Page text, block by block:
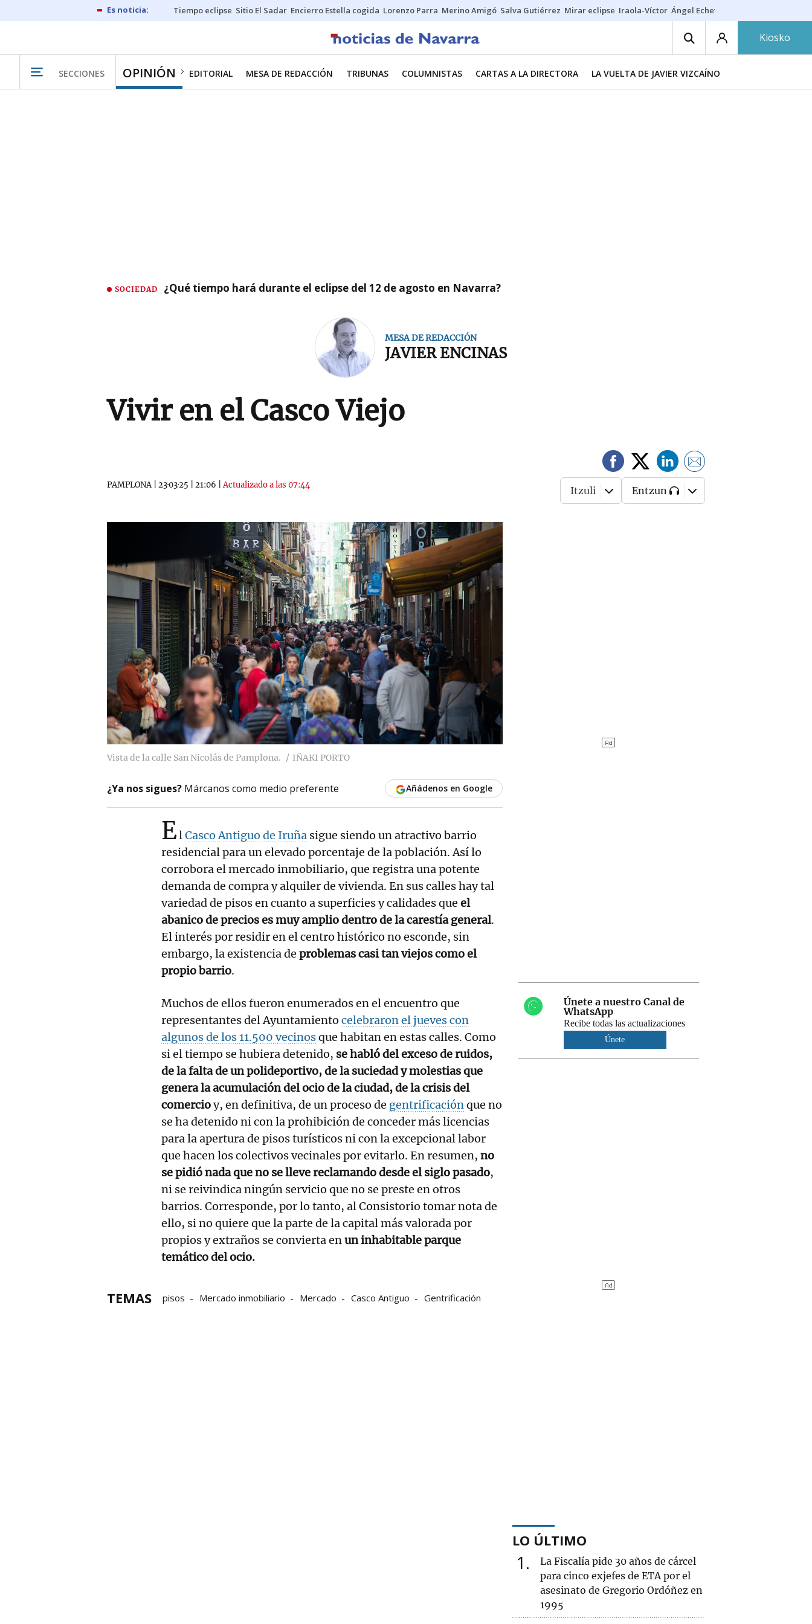
Tiempo eclipse Sitio El Sadar Encierro Estella cogida Lorenzo Parra Merino Amigó Salva Gutiérrez Mirar eclipse Iraola-Víctor Ángel Echeverría
Kiosko
SECCIONES OPINIÓN EDITORIAL MESA DE REDACCIÓN TRIBUNAS COLUMNISTAS CARTAS A LA DIRECTORA LA VUELTA DE JAVIER VIZCAÍNO
SOCIEDAD ¿Qué tiempo hará durante el eclipse del 12 de agosto en Navarra?
MESA DE REDACCIÓN
JAVIER ENCINAS
Vivir en el Casco Viejo
PAMPLONA| 23·03·25 21:06 |Actualizado a las 07:44 Itzuli Entzun
Vista de la calle San Nicolás de Pamplona. IÑAKI PORTO
¿Ya nos sigues? Márcanos como medio preferente Añádenos en Google
ElCasco Antiguo de Iruña sigue siendo un atractivo barrio
residencial para un elevado porcentaje de la población. Así lo
corrobora el mercado inmobiliario, que registra una potente
demanda de compra y alquiler de vivienda. En sus calles hay tal
variedad de pisos en cuanto a superficies y calidades que el
abanico de precios es muy amplio dentro de la carestía general.
El interés por residir en el centro histórico no esconde, sin
embargo, la existencia de problemas casi tan viejos como el
propio barrio.
Muchos de ellos fueron enumerados en el encuentro que
representantes del Ayuntamiento celebraron el jueves con
algunos de los 11.500 vecinosque habitan en estas calles. Como
si el tiempo se hubiera detenido, se habló del exceso de ruidos,
de la falta de un polideportivo, de la suciedad y molestias que
genera la acumulación del ocio de la ciudad, de la crisis del
comercioy, en definitiva, de un proceso de gentrificaciónque no
se ha detenido ni con la prohibición de conceder más licencias
para la apertura de pisos turísticos ni con la excepcional labor
que hacen los colectivos vecinales por evitarlo. En resumen, no
se pidió nada que no se lleve reclamando desde el siglo pasado,
ni se reivindica ningún servicio que no se preste en otros
barrios. Corresponde, por lo tanto, al Consistorio tomar nota de
ello, si no quiere que la parte de la capital más valorada por
propios y extraños se convierta enun inhabitable parque
temático del ocio.
TEMAS pisos Mercado inmobiliario Mercado Casco Antiguo Gentrificación
Únete a nuestro Canal de
WhatsApp
Recibe todas las actualizaciones
Únete
LO ÚLTIMO
1
La Fiscalía pide 30 años de cárcel
para cinco exjefes de ETA por el
asesinato de Gregorio Ordóñez en
1995